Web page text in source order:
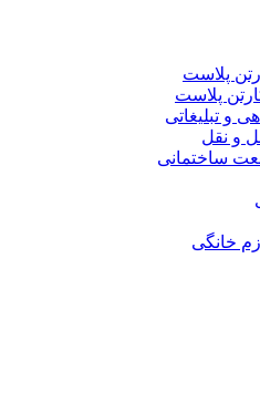
پلاست
پلاست
و تبلیغاتی
و نقل
ساختمانی
خانگی